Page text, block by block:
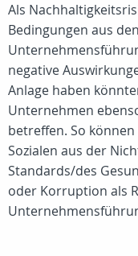
Als
Bedingungen aus
negative
Anlage haben
Unternehmen
betreffen. So
Sozialen aus der
Standards/des
oder Korruption als